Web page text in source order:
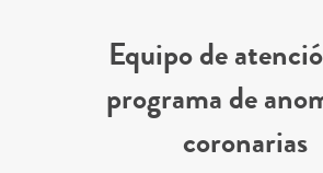
Equipo de
programa de
coronarias